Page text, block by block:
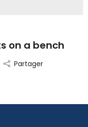
on a bench
Partager